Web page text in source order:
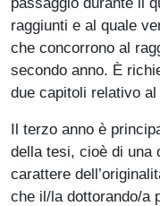
raggiunti e al quale
che concorrono al
secondo anno. È
due capitoli relativo
Il terzo anno è
della tesi, cioè di una
carattere
che il/la dottorando/a